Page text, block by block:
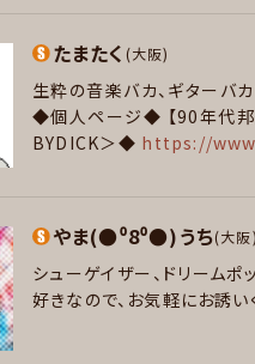
ark /Nightwish
好きなジャンル
ポップス , ロック , パンク/メ
プレイヤー参加予定
ドラム
好きなアーティスト
lynch. ムック ラルク
ロック , パンク/メロコア , ハー
プレイヤー参加予定
たまたく (大阪)
生粋の音楽バカ、ギターバカ
◆個人ページ◆ 【90年代
BYDICK＞◆ https://
ギター , ベース
好きなアーティスト
基本は洋楽／邦楽ロック UK＆
やま(●⁰8⁰●)うち(大阪)
シューゲイザー、ドリームポ
好きなので、お気軽にお誘い